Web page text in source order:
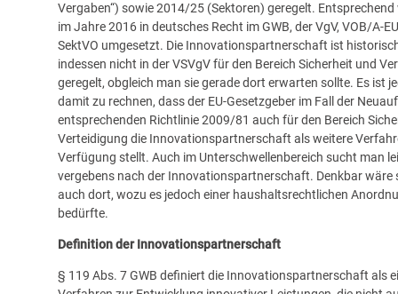
Vergaben“) sowie 2014/25 (Sektoren) geregelt. Entsprechend
im Jahre 2016 in deutsches Recht im GWB, der VgV, VOB/A-
SektVO umgesetzt. Die Innovationspartnerschaft ist
indessen nicht in der VSVgV für den Bereich Sicherheit und
geregelt, obgleich man sie gerade dort erwarten sollte. Es ist
damit zu rechnen, dass der EU-Gesetzgeber im Fall der
entsprechenden Richtlinie 2009/81 auch für den Bereich
Verteidigung die Innovationspartnerschaft als weitere
Verfügung stellt. Auch im Unterschwellenbereich sucht man
vergebens nach der Innovationspartnerschaft. Denkbar wäre
auch dort, wozu es jedoch einer haushaltsrechtlichen
bedürfte.
Definition der Innovationspartnerschaft
§ 119 Abs. 7 GWB definiert die Innovationspartnerschaft als